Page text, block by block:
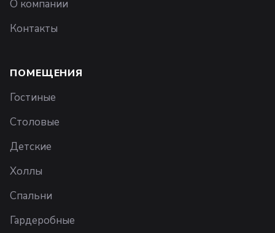
О компании
Контакты
ПОМЕЩЕНИЯ
Гостиные
Столовые
Детские
Холлы
Спальни
Гардеробные